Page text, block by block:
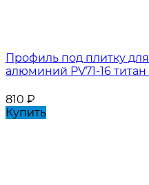
Профиль под плитку
алюминий PV71-16
810 ₽
Купить